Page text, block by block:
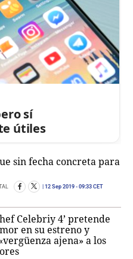
sí
útiles
sin fecha concreta para
12 Sep 2019 - 09:33 CET
Celebriy 4’ pretende
en su estreno y
ajena» a los